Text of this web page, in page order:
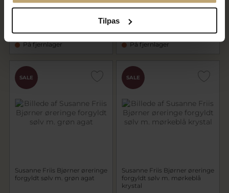
Tilpas
månesten
På fjernlager
krystal
599,00 kr
479,20 kr
På fjernlager
SALE
Susanne Friis Bjørner øreringe
forgyldt sølv m. grøn agat
SALE
Susanne Friis Bjørner øreringe
forgyldt sølv m. mørkeblå
krystal